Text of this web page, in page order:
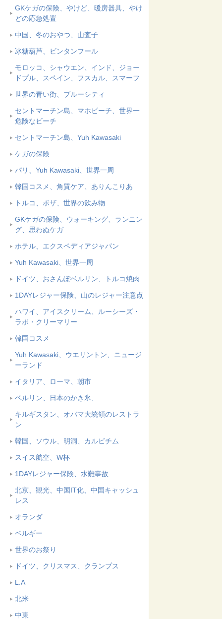
GKケガの保険、やけど、暖房器具、やけ
どの応急処置
中国、冬のおやつ、山査子
冰糖葫芦、ビンタンフール
モロッコ、シャウエン、インド、ジョー
ドプル、スペイン、フスカル、スマーフ
世界の青い街、ブルーシティ
セントマーチン島、マホビーチ、世界一
危険なビーチ
セントマーチン島、Yuh Kawasaki
ケガの保険
パリ、Yuh Kawasaki、世界一周
韓国コスメ、角質ケア、ありんこりあ
トルコ、ボザ、世界の飲み物
GKケガの保険、ウォーキング、ランニン
グ、思わぬケガ
ホテル、エクスペディアジャパン
Yuh Kawasaki、世界一周
ドイツ、おさんぽベルリン、トルコ焼肉
1DAYレジャー保険、山のレジャー注意点
ハワイ、アイスクリーム、ルーシーズ・
ラボ・クリーマリー
韓国コスメ
Yuh Kawasaki、ウエリントン、ニュージ
ーランド
イタリア、ローマ、朝市
ベルリン、日本のかき氷、
キルギスタン、オバマ大統領のレストラ
ン
韓国、ソウル、明洞、カルビチム
スイス航空、W杯
1DAYレジャー保険、水難事故
北京、観光、中国IT化、中国キャッシュ
レス
オランダ
ベルギー
世界のお祭り
ドイツ、クリスマス、クランプス
L.A
北米
中東